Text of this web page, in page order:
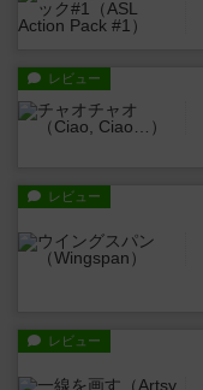
レビュー
レビュー
レビュー